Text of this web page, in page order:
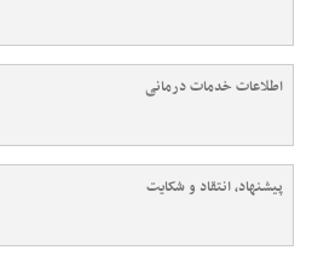
اطلاعات خدمات درمانی
پیشنهاد، انتقاد و شکایت